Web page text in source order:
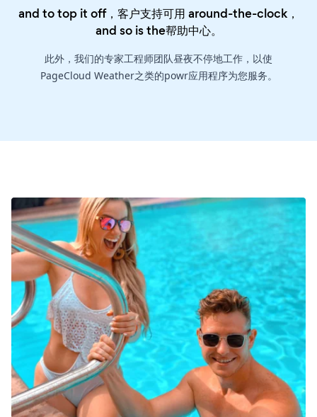
and to top it off，客户支持可用 around-the-clock，
and so is the帮助中心。
此外，我们的专家工程师团队昼夜不停地工作，以使
PageCloud Weather之类的powr应用程序为您服务。